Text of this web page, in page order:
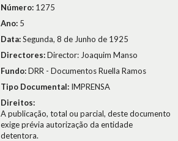
Número: 1275
Ano: 5
Data:Segunda, 8 de Junho de 1925
Directores:Director: Joaquim Manso
Fundo:DRR - Documentos Ruella Ramos
Tipo Documental: IMPRENSA
Direitos:
A publicação, total ou parcial, deste documento
exige prévia autorização da entidade
detentora.